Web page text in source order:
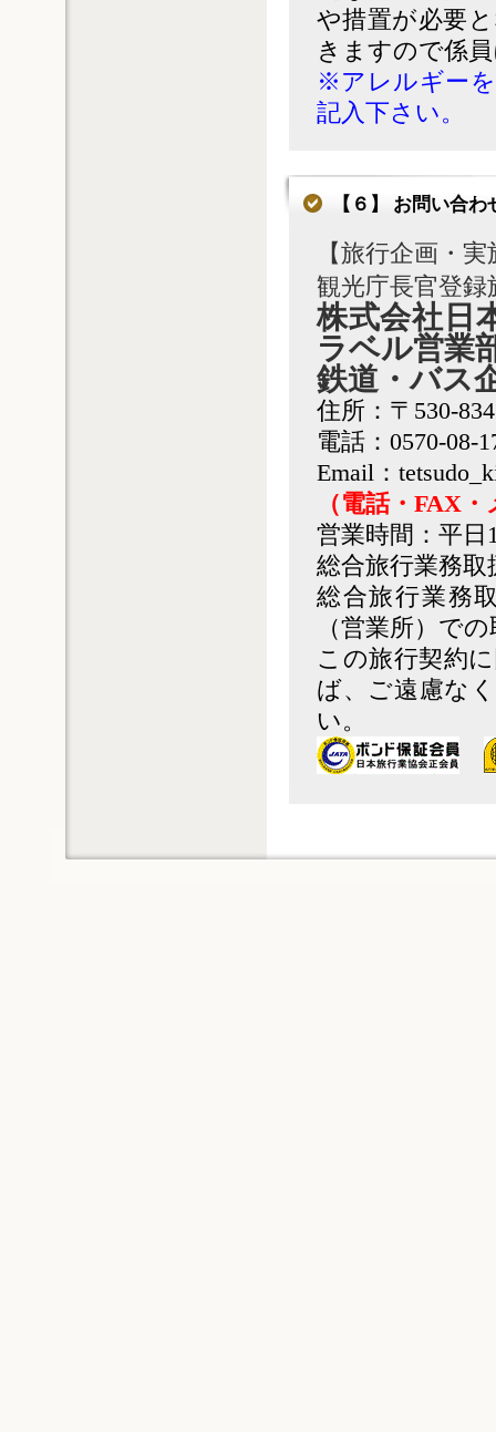
や措置が必要
きますので係
※アレルギー
記入下さい。
【６】 お問い合わ
【旅行企画・実
観光庁長官登録
株式会社日
ラベル営業
鉄道・バス
住所：〒530-
電話：0570-08-
Email：
（電話・FAX
営業時間：平日
総合旅行業務
総合旅行業務
（営業所）で
この旅行契約
ば、ご遠慮な
い。